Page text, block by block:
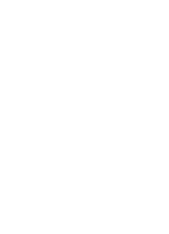
Después de su
Málaga-Las
partido lo vi con
Tenía que estar
Ellos nos
hay pocos
pasamos mal, en
primera parte,